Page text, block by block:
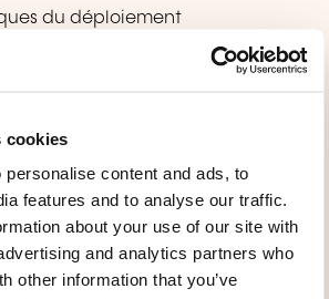
cookies
content and ads, to
features and to analyse our traffic.
about your use of our site with
and analytics partners who
other information that you’ve
du déploiement
de tests (tests unitaires, tests
tests d’acceptation, tests de
)
de tests